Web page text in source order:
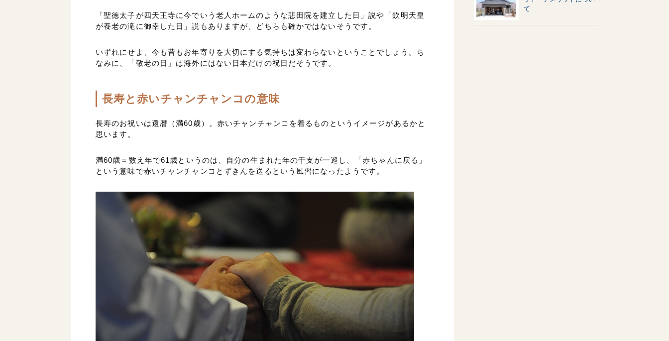
「聖徳太子が四天王寺に今でいう老人ホームのような悲田院を建立した日」説や「欽明天皇
が養老の滝に御幸した日」説もありますが、どちらも確かではないそうです。
いずれにせよ、今も昔もお年寄りを大切にする気持ちは変わらないということでしょう。ち
なみに、「敬老の日」は海外にはない日本だけの祝日だそうです。
長寿と赤いチャンチャンコの意味
長寿のお祝いは還暦（満60歳）。赤いチャンチャンコを着るものというイメージがあるかと
思います。
満60歳＝数え年で61歳というのは、自分の生まれた年の干支が一巡し、「赤ちゃんに戻る」
という意味で赤いチャンチャンコとずきんを送るという風習になったようです。
て